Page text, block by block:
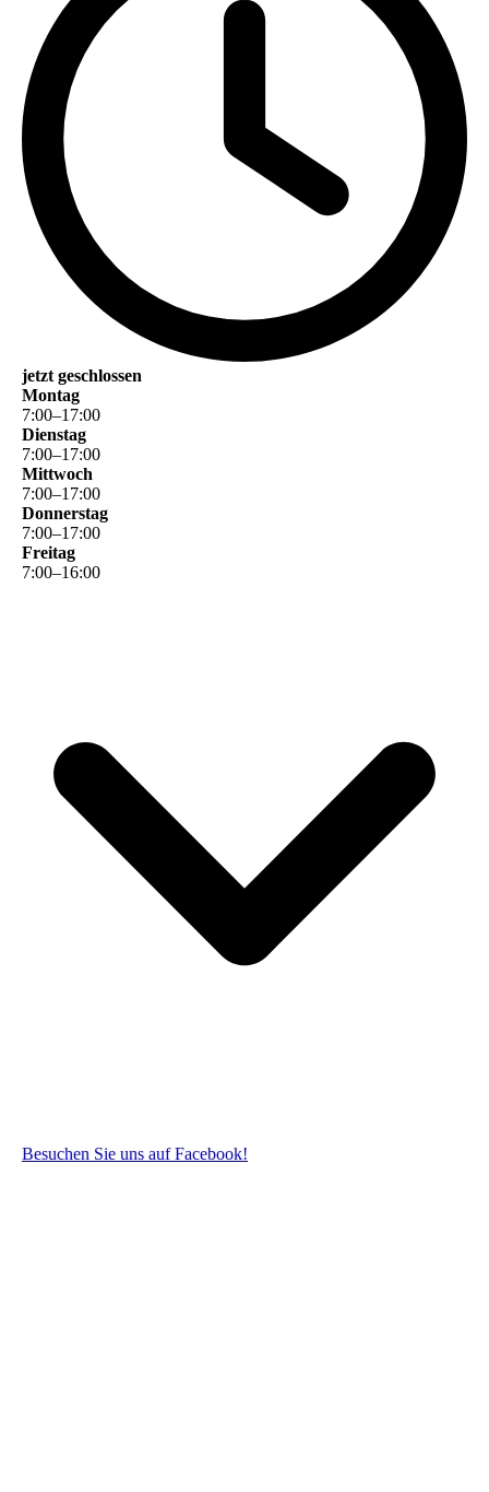
jetzt geschlossen
Montag
7:00–17:00
Dienstag
7:00–17:00
Mittwoch
7:00–17:00
Donnerstag
7:00–17:00
Freitag
7:00–16:00
Besuchen Sie uns auf Facebook!